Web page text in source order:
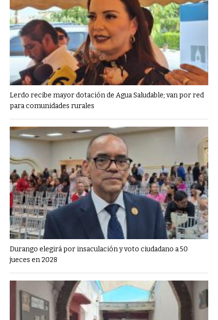
Lerdo recibe mayor dotación de Agua Saludable; van por red
para comunidades rurales
Durango elegirá por insaculación y voto ciudadano a 50
jueces en 2028